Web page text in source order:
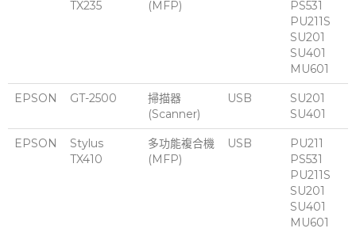
TX235 (MFP)
PS531
PU211S
SU201
SU401
MU601
EPSON GT-2500
掃描器
(Scanner)
USB
SU201
SU401
EPSON
Stylus
TX410
多功能複合機
(MFP)
USB
PU211
PS531
PU211S
SU201
SU401
MU601